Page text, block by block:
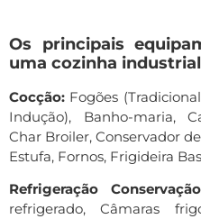
Os principais
uma cozinha
Cocção: Fogões
Indução), Banho-maria,
Char Broiler, Conservador
Estufa, Fornos, Frigideira
Refrigeração
refrigerado, Câmaras